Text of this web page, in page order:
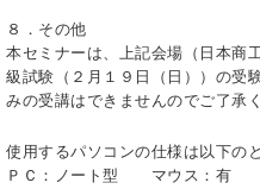
８．その他
本セミナーは、上記会場（日本商
級試験（２月１９日（日））の受
みの受講はできませんのでご了承
使用するパソコンの仕様は以下の
ＰＣ：ノート型 マウス：有